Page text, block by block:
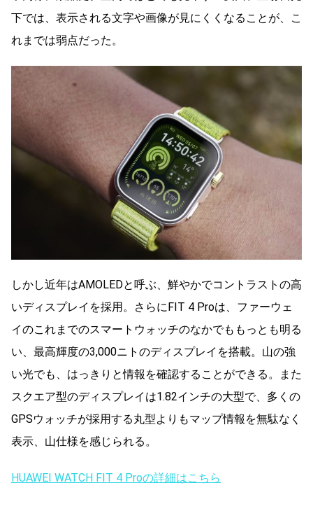
下では、表示される文字や画像が見にくくなることが、こ
れまでは弱点だった。
しかし近年はAMOLEDと呼ぶ、鮮やかでコントラストの高
いディスプレイを採用。さらにFIT 4 Proは、ファーウェ
イのこれまでのスマートウォッチのなかでももっとも明る
い、最高輝度の3,000ニトのディスプレイを搭載。山の強
い光でも、はっきりと情報を確認することができる。また
スクエア型のディスプレイは1.82インチの大型で、多くの
GPSウォッチが採用する丸型よりもマップ情報を無駄なく
表示、山仕様を感じられる。
HUAWEI WATCH FIT 4 Proの詳細はこちら